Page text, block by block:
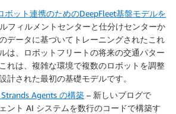
ボット連携のためのDeepFleet基盤モデルを
フィルメントセンターと仕分けセンターか
データに基づいてトレーニングされたこれ
は、ロボットフリートの将来の交通パター
れは、複雑な環境で複数のロボットを調整
計された最初の基礎モデルです。
Agents の構築 – 新しいブログで
ント AI システムを数行のコードで構築す